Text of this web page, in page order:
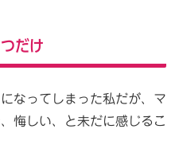
だけ
なってしまった私だが、マ
悔しい、と未だに感じるこ